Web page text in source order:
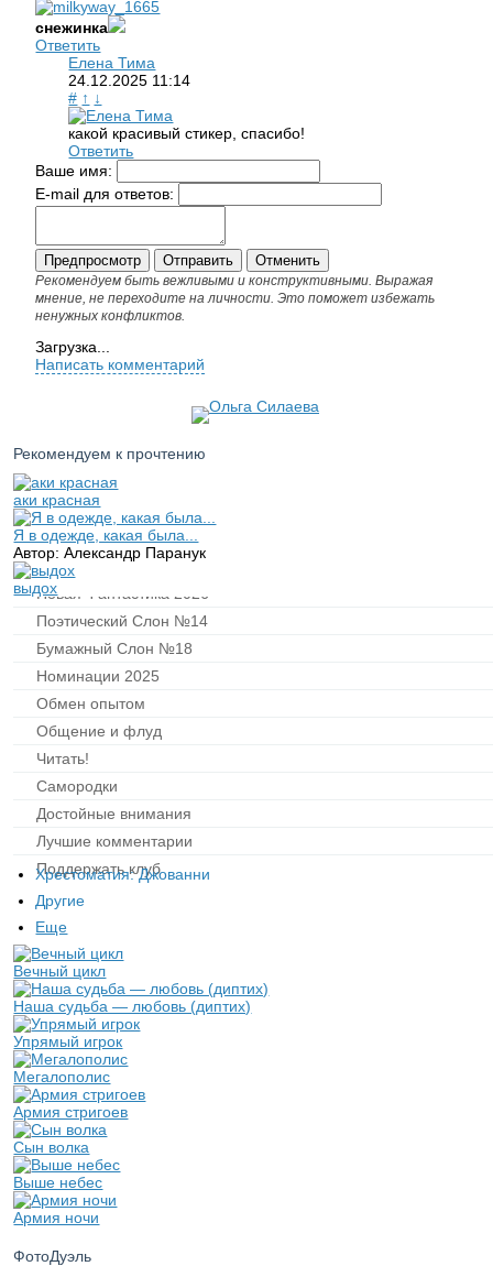
снежинка
Ответить
Елена Тима
24.12.2025 11:14
# ↑ ↓
какой красивый стикер, спасибо!
Ответить
Ваше имя:
E-mail для ответов:
Рекомендуем быть вежливыми и конструктивными. Выражая
мнение, не переходите на личности. Это поможет избежать
ненужных конфликтов.
Загрузка...
Написать комментарий
Рекомендуем к прочтению
аки красная
Я в одежде, какая была...
Автор: Александр Паранук
выдохНовая Фантастика 2026
Поэтический Слон №14
Бумажный Слон №18
Номинации 2025
Обмен опытом
Общение и флуд
Читать!
Самородки
Достойные внимания
Лучшие комментарии
Поддержать клуб
Хрестоматия: Джованни
Другие
Еще
Вечный цикл
Наша судьба — любовь (диптих)
Упрямый игрок
Мегалополис
Армия стригоев
Сын волка
Выше небес
Армия ночи
ФотоДуэль